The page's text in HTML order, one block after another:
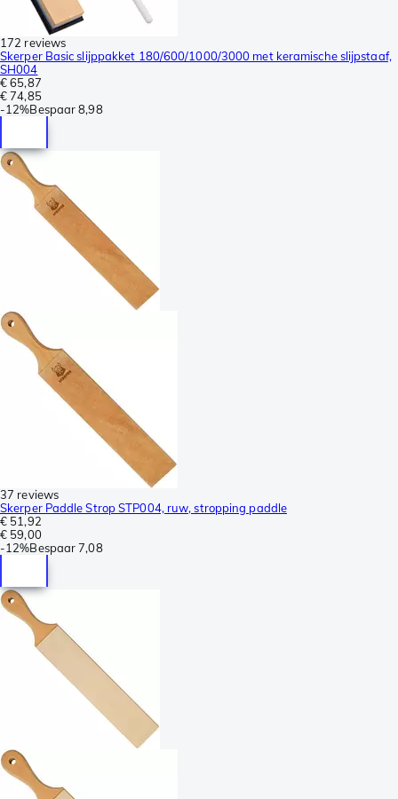
172 reviews
Skerper Basic slijppakket 180/600/1000/3000 met keramische slijpstaaf,
SH004
€ 65,87
€ 74,85
-12%Bespaar 8,98
37 reviews
Skerper Paddle Strop STP004, ruw, stropping paddle
€ 51,92
€ 59,00
-12%Bespaar 7,08